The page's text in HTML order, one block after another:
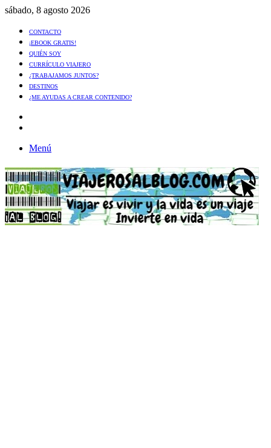
sábado, 8 agosto 2026
CONTACTO
¡EBOOK GRATIS!
QUIÉN SOY
CURRÍCULO VIAJERO
¿TRABAJAMOS JUNTOS?
DESTINOS
¿ME AYUDAS A CREAR CONTENIDO?
Menú